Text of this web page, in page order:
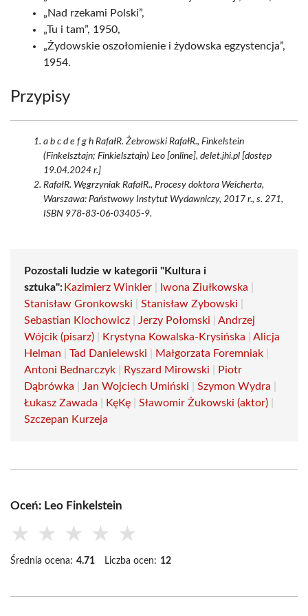
„Nad rzekami Polski”,
„Tu i tam”, 1950,
„Żydowskie oszołomienie i żydowska egzystencja”,
1954.
Przypisy
a b c d e f g h RafałR. Żebrowski RafałR., Finkelstein
(Finkelsztajn; Finkielsztajn) Leo [online], delet.jhi.pl [dostęp
19.04.2024 r.]
RafałR. Węgrzyniak RafałR., Procesy doktora Weicherta,
Warszawa: Państwowy Instytut Wydawniczy, 2017 r., s. 271,
ISBN 978-83-06-03405-9.
Pozostali ludzie w kategorii "Kultura i
sztuka": Kazimierz Winkler Iwona Ziułkowska
Stanisław Gronkowski
Stanisław Zybowski
Sebastian Klochowicz
Jerzy Połomski
Andrzej
Wójcik (pisarz)
Krystyna Kowalska-Krysińska
Alicja
Helman
Tad Danielewski Małgorzata Foremniak
Antoni Bednarczyk
Ryszard Mirowski
Piotr
Dąbrówka
Jan Wojciech Umiński Szymon Wydra
Łukasz Zawada
KęKę Sławomir Żukowski (aktor)
Szczepan Kurzeja
Oceń: Leo Finkelstein
★ ★ ★ ★ ★
Średnia ocena: 4.71 Liczba ocen: 12